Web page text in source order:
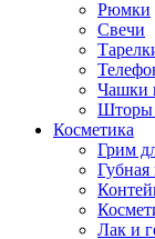
Рюмки
Свечи
Чашки
Шторы
Косметика
Грим
Губная
Лак и